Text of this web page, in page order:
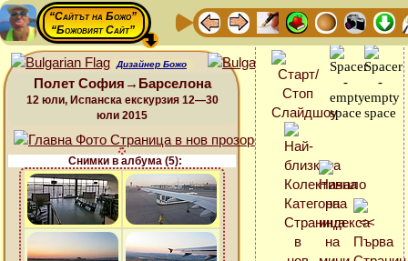
“Сайтът на Божо”
“Божовият Сайт”
Дизайнер Божо
Полет София→Барселона
12 юли, Испанска екскурзия 12—30
юли 2015
Снимки в албума (5):